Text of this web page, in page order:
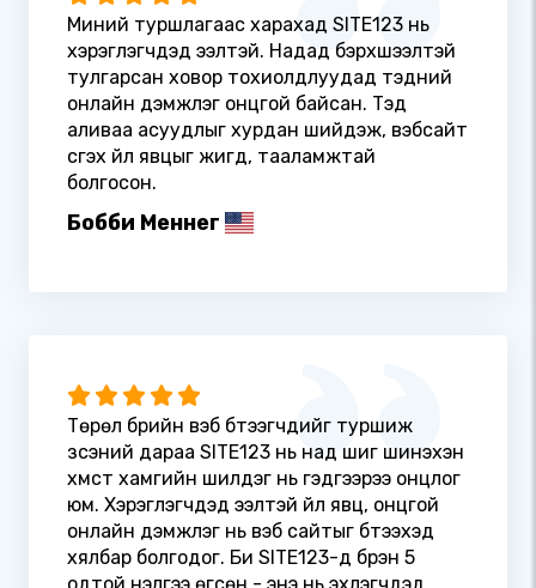
Миний туршлагаас харахад SITE123 нь
хэрэглэгчдэд ээлтэй. Надад бэрхшээлтэй
тулгарсан ховор тохиолдлуудад тэдний
онлайн дэмжлэг онцгой байсан. Тэд
аливаа асуудлыг хурдан шийдэж, вэбсайт
үүсгэх үйл явцыг жигд, тааламжтай
болгосон.
Бобби Меннег
Төрөл бүрийн вэб бүтээгчдийг туршиж
үзсэний дараа SITE123 нь над шиг шинэхэн
хүмүүст хамгийн шилдэг нь гэдгээрээ онцлог
юм. Хэрэглэгчдэд ээлтэй үйл явц, онцгой
онлайн дэмжлэг нь вэб сайтыг бүтээхэд
хялбар болгодог. Би SITE123-д бүрэн 5